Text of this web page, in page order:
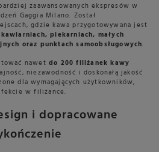
zaawansowanych ekspresów w
Gaggia Milano. Został
gdzie kawa przygotowywana jest
kawiarniach, piekarniach, małych
oraz punktach samoobsługowych.
nawetdo 200 filiżanek kawy
niezawodność i doskonałą jakość
dla wymagających użytkowników,
w filiżance.
i dopracowane